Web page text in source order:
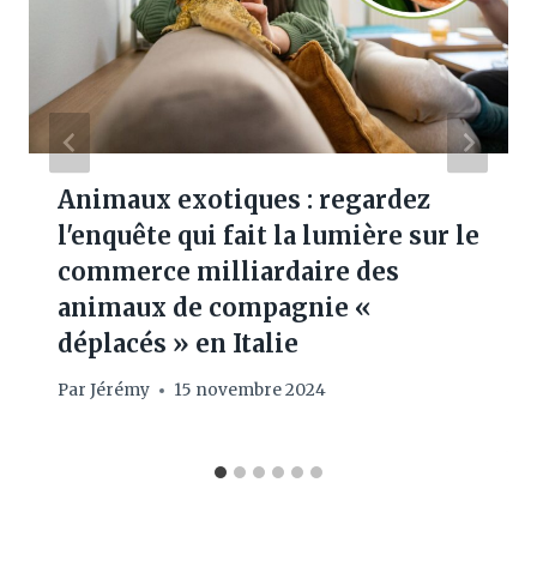
Animaux exotiques : regardez
l'enquête qui fait la lumière sur le
commerce milliardaire des
animaux de compagnie «
déplacés » en Italie
Par Jérémy 15 novembre 2024